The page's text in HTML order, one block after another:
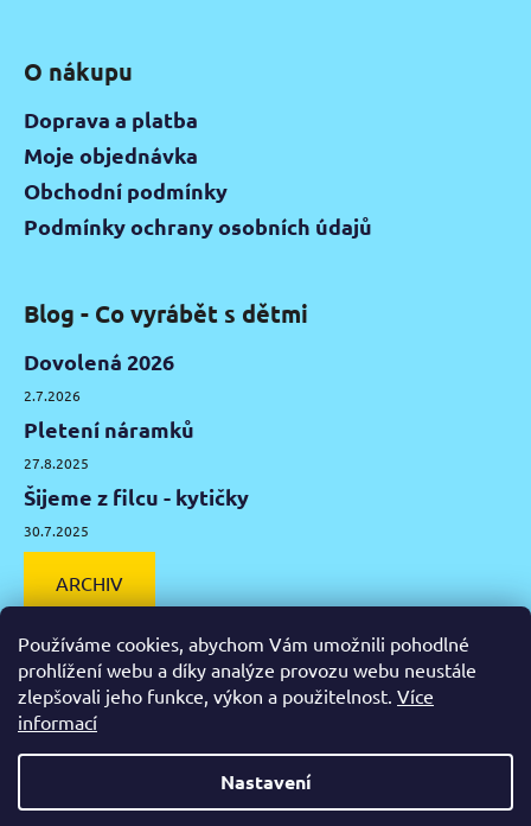
Používáme cookies, abychom Vám umožnili pohodlné
prohlížení webu a díky analýze provozu webu neustále
zlepšovali jeho funkce, výkon a použitelnost. Více
informací
Nastavení
O nákupu
Doprava a platba
Moje objednávka
Obchodní podmínky
Podmínky ochrany osobních údajů
Blog - Co vyrábět s dětmi
Dovolená 2026
2.7.2026
Pletení náramků
27.8.2025
Šijeme z filcu - kytičky
30.7.2025
ARCHIV
Facebook